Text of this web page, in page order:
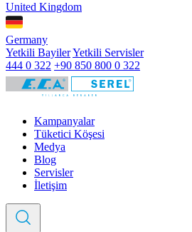
United Kingdom
Germany
Yetkili BayilerYetkili Servisler
444 0 322 +90 850 800 0 322
Kampanyalar
Tüketici Köşesi
Medya
Blog
Servisler
İletişim